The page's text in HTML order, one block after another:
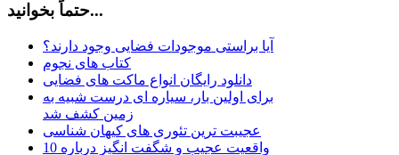
حتماً بخوانید...
آیا براستی موجودات فضایی وجود دارند؟
کتاب های نجوم
دانلود رایگان انواع ماکت های فضایی
برای اولین بار، سیاره ای درست شبیه به
زمین کشف شد
عجیبت ترین تئوری های کیهان شناسی
10 واقعیت عجیب و شگفت انگیز درباره